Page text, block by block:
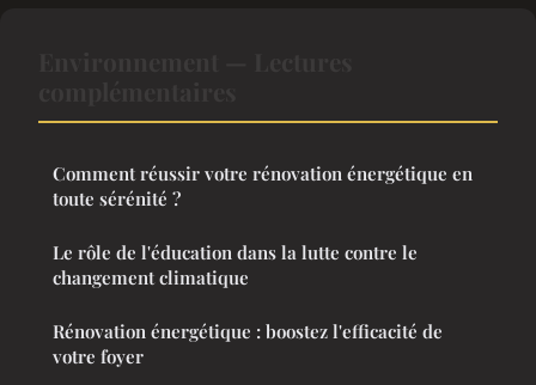
Comment réussir votre rénovation énergétique en
toute sérénité ?
Le rôle de l'éducation dans la lutte contre le
changement climatique
Rénovation énergétique : boostez l'efficacité de
votre foyer